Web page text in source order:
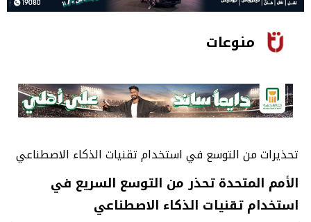
منوعات
تحذيرات من التوسع في استخدام تقنيات الذكاء الاصطناعي
الأمم المتحدة تحذر من التوسع السريع في
استخدام تقنيات الذكاء الاصطناعي